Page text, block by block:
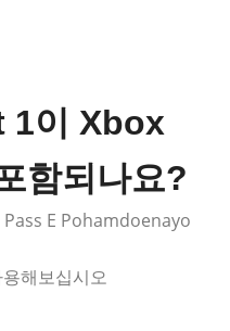
1이 Xbox
함되나요?
E Pohamdoenayo
해보십시오